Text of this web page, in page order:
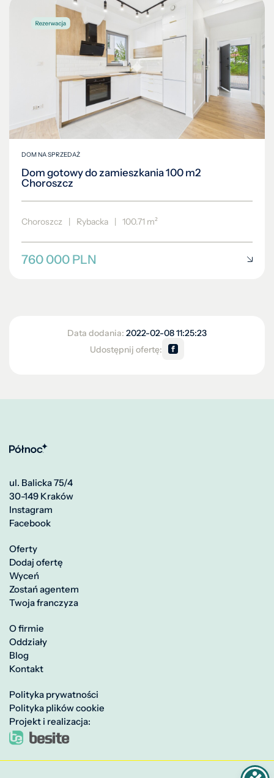
DOM NA SPRZEDAŻ
Dom gotowy do zamieszkania 100 m2
Choroszcz
Choroszcz | Rybacka | 100.71 m²
760 000 PLN
Data dodania: 2022-02-08 11:25:23
Udostępnij ofertę:
ul. Balicka 75/4
30-149 Kraków
Instagram
Facebook
Oferty
Dodaj ofertę
Wyceń
Zostań agentem
Twoja franczyza
O firmie
Oddziały
Blog
Kontakt
Polityka prywatności
Polityka plików cookie
Projekt i realizacja: